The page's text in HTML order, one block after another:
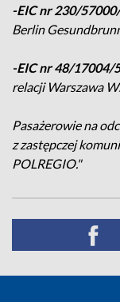
-EIC nr 230/
Berlin
-EIC nr 48/17004/5
relacji Warszawa
Pasażerowie na
z zastępczej
POLREGIO."